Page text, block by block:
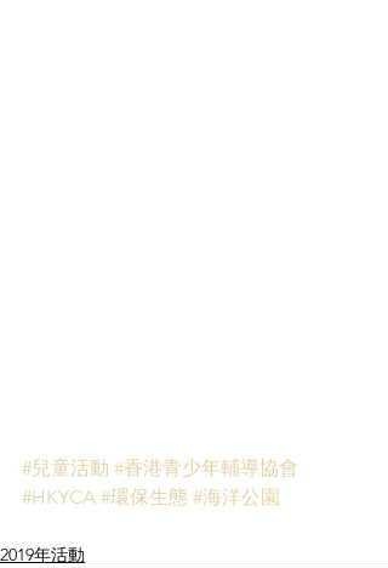
#兒童活動 #香港青少年輔導協會
#HKYCA #環保生態 #海洋公園
2019年活動